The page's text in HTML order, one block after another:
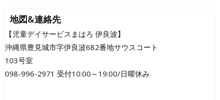
地図&連絡先
【児童デイサービスまはろ 伊良波】
沖縄県豊見城市字伊良波682番地サウスコート
103号室
098-996-2971 受付10:00～19:00/日曜休み